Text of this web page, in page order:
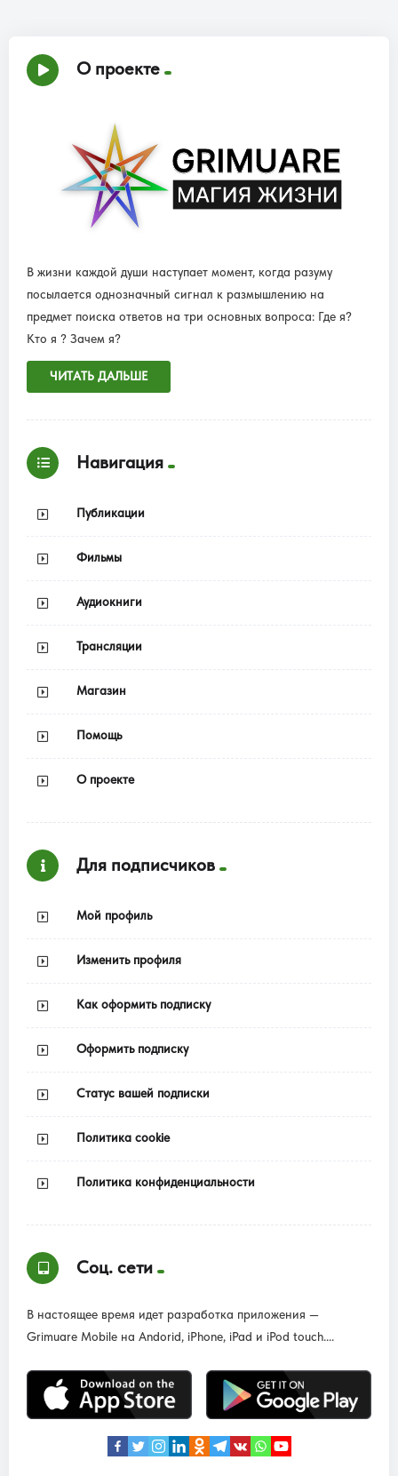
О проекте
В жизни каждой души наступает момент, когда разуму
посылается однозначный сигнал к размышлению на
предмет поиска ответов на три основных вопроса: Где я?
Кто я ? Зачем я?
ЧИТАТЬ ДАЛЬШЕ
Навигация
Публикации
Фильмы
Аудиокниги
Трансляции
Магазин
Помощь
О проекте
Для подписчиков
Мой профиль
Изменить профиля
Как оформить подписку
Оформить подписку
Статус вашей подписки
Политика cookie
Политика конфиденциальности
Соц. сети
В настоящее время идет разработка приложения —
Grimuare Mobile на Andorid, iPhone, iPad и iPod touch....